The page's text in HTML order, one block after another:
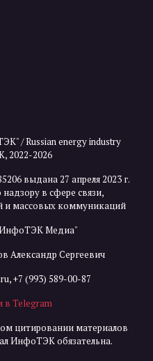
/ Russian energy industry
2022-2026
выдана 27 апреля 2023 г.
в сфере связи,
и массовых коммуникаций
Медиа"
Александр Сергеевич
,+7 (993) 589-00-87
в Telegram
цитировании материалов
ИнфоТЭК обязательна.